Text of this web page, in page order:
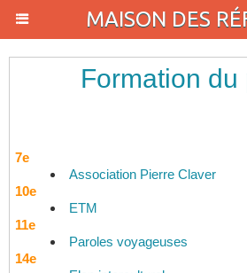
MAISON DES
Formation du
7e
Association Pierre Claver
10e
ETM
11e
Paroles voyageuses
14e